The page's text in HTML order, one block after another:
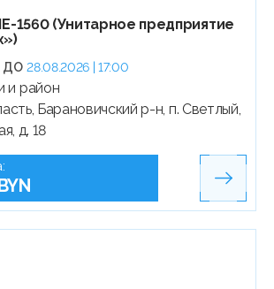
1560 (Унитарное предприятие
ДО 28.08.2026 | 17:00
и район
Барановичский р-н, п. Светлый,
д. 18